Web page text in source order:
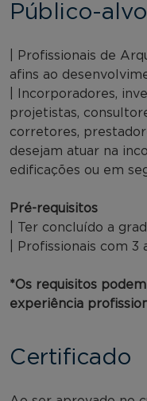
Público-alvo
| Profissionais de
afins ao
| Incorporadores,
projetistas,
corretores,
desejam atuar na
edificações ou em
Pré-requisitos
| Ter concluído a
| Profissionais com
*Os requisitos
experiência
Certificado